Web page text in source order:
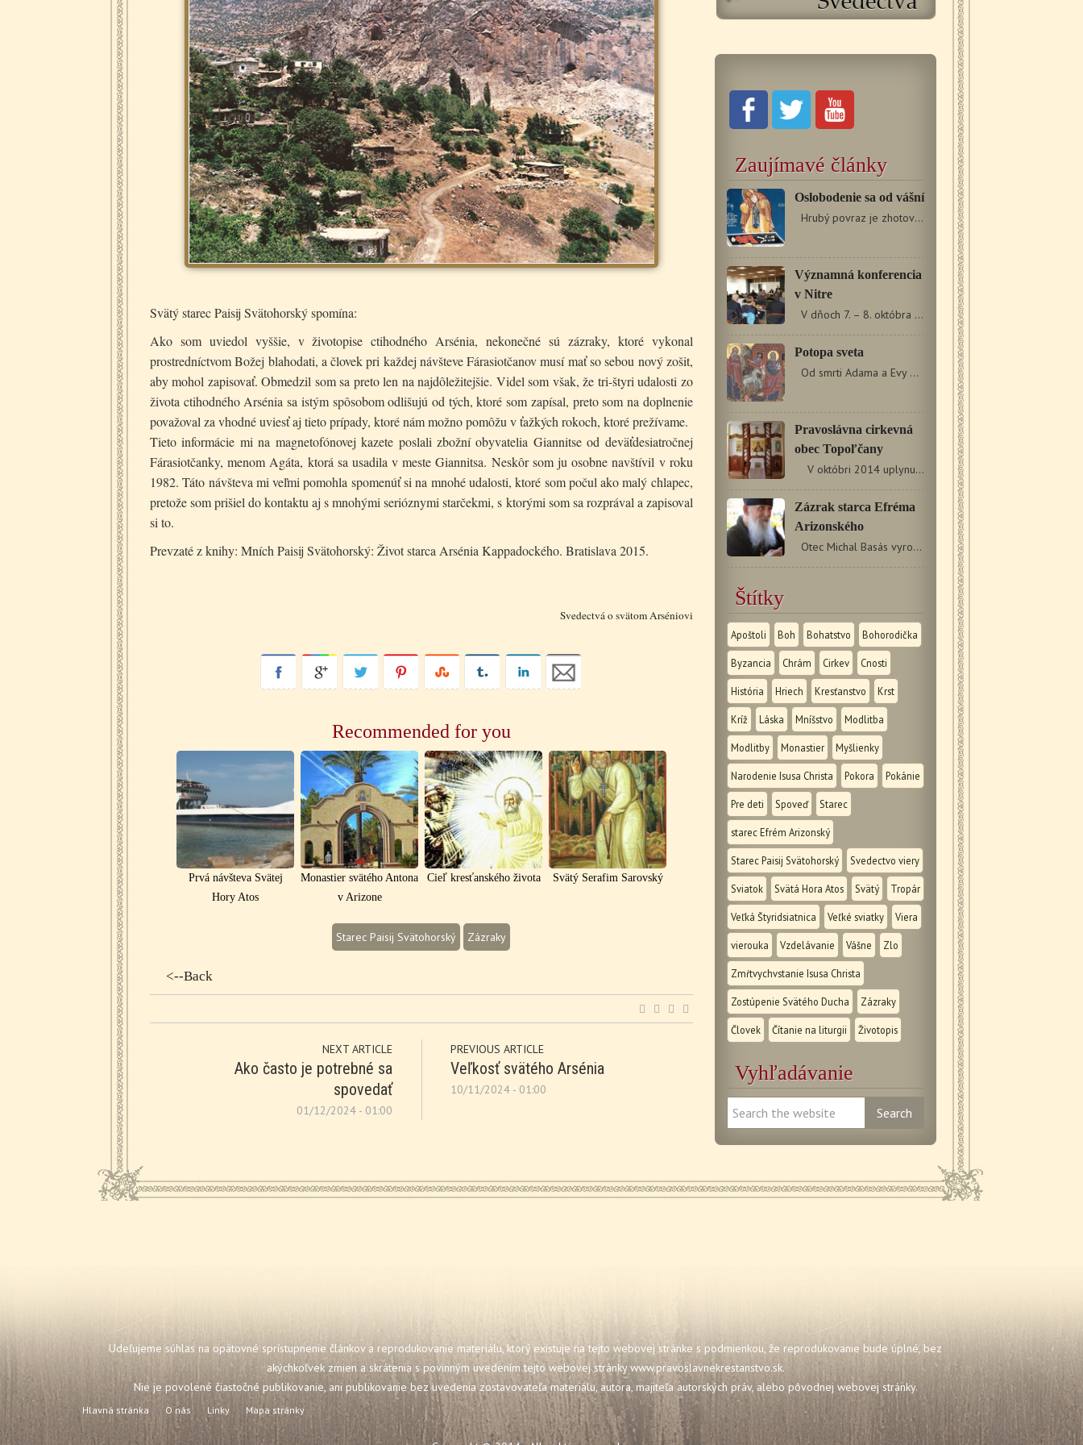
Svätý starec Paisij Svätohorský spomína:
Ako som uviedol vyššie, v životopise ctihodného Arsénia, nekonečné sú zázraky, ktoré vykonal
prostredníctvom Božej blahodati, a človek pri každej návšteve Fárasiotčanov musí mať so sebou nový zošit,
aby mohol zapisovať. Obmedzil som sa preto len na najdôležitejšie. Videl som však, že tri-štyri udalosti zo
života ctihodného Arsénia sa istým spôsobom odlišujú od tých, ktoré som zapísal, preto som na doplnenie
považoval za vhodné uviesť aj tieto prípady, ktoré nám možno pomôžu v ťažkých rokoch, ktoré prežívame.
Tieto informácie mi na magnetofónovej kazete poslali zbožní obyvatelia Giannitse od deväťdesiatročnej
Fárasiotčanky, menom Agáta, ktorá sa usadila v meste Giannitsa. Neskôr som ju osobne navštívil v roku
1982. Táto návšteva mi veľmi pomohla spomenúť si na mnohé udalosti, ktoré som počul ako malý chlapec,
pretože som prišiel do kontaktu aj s mnohými serióznymi starčekmi, s ktorými som sa rozprával a zapisoval
si to.
Prevzaté z knihy: Mních Paisij Svätohorský: Život starca Arsénia Kappadockého. Bratislava 2015.
Svedectvá o svätom Arséniovi
Recommended for you
Prvá návšteva Svätej
Hory Atos
Monastier svätého Antona
v Arizone
Cieľ kresťanského života Svätý Serafim Sarovský
Starec Paisij Svätohorský Zázraky
<--Back
NEXT ARTICLE
Ako často je potrebné sa
spovedať
01/12/2024 - 01:00
PREVIOUS ARTICLE
Veľkosť svätého Arsénia
10/11/2024 - 01:00
Zaujímavé články
Oslobodenie sa od vášní
Hrubý povraz je zhotovený z tenkých vlákien. Jedno…
Významná konferencia
v Nitre
V dňoch 7. – 8. októbra 2019 sa pod záštitou veľvyslanectva…
Potopa sveta
Od smrti Adama a Evy prešlo veľa rokov. Ľudí na zemi…
Pravoslávna cirkevná
obec Topoľčany
V októbri 2014 uplynul rok od chvíle, keď…
Zázrak starca Efréma
Arizonského
Otec Michal Basás vyrozprával nasledujúcu udalosť:…
Štítky
Apoštoli Boh Bohatstvo Bohorodička
Byzancia Chrám Cirkev Cnosti
História Hriech Kresťanstvo Krst
Kríž Láska Mníšstvo Modlitba
Modlitby Monastier Myšlienky
Narodenie Isusa Christa Pokora Pokánie
Pre deti Spoveď Starec
starec Efrém Arizonský
Starec Paisij Svätohorský Svedectvo viery
Sviatok Svätá Hora Atos Svätý Tropár
Veľká Štyridsiatnica Veľké sviatky Viera
vierouka Vzdelávanie Vášne Zlo
Zmŕtvychvstanie Isusa Christa
Zostúpenie Svätého Ducha Zázraky
Človek Čítanie na liturgii Životopis
Vyhľadávanie
Udeľujeme súhlas na opätovné sprístupnenie článkov a reprodukovanie materiálu, ktorý existuje na tejto webovej stránke s podmienkou, že reprodukovanie bude úplné, bez
akýchkoľvek zmien a skrátenia s povinným uvedením tejto webovej stránkywww.pravoslavnekrestanstvo.sk.
Nie je povolené čiastočné publikovanie, ani publikovanie bez uvedenia zostavovateľa materiálu, autora, majiteľa autorských práv, alebo pôvodnej webovej stránky.
Hlavná stránka O nás Linky Mapa stránky